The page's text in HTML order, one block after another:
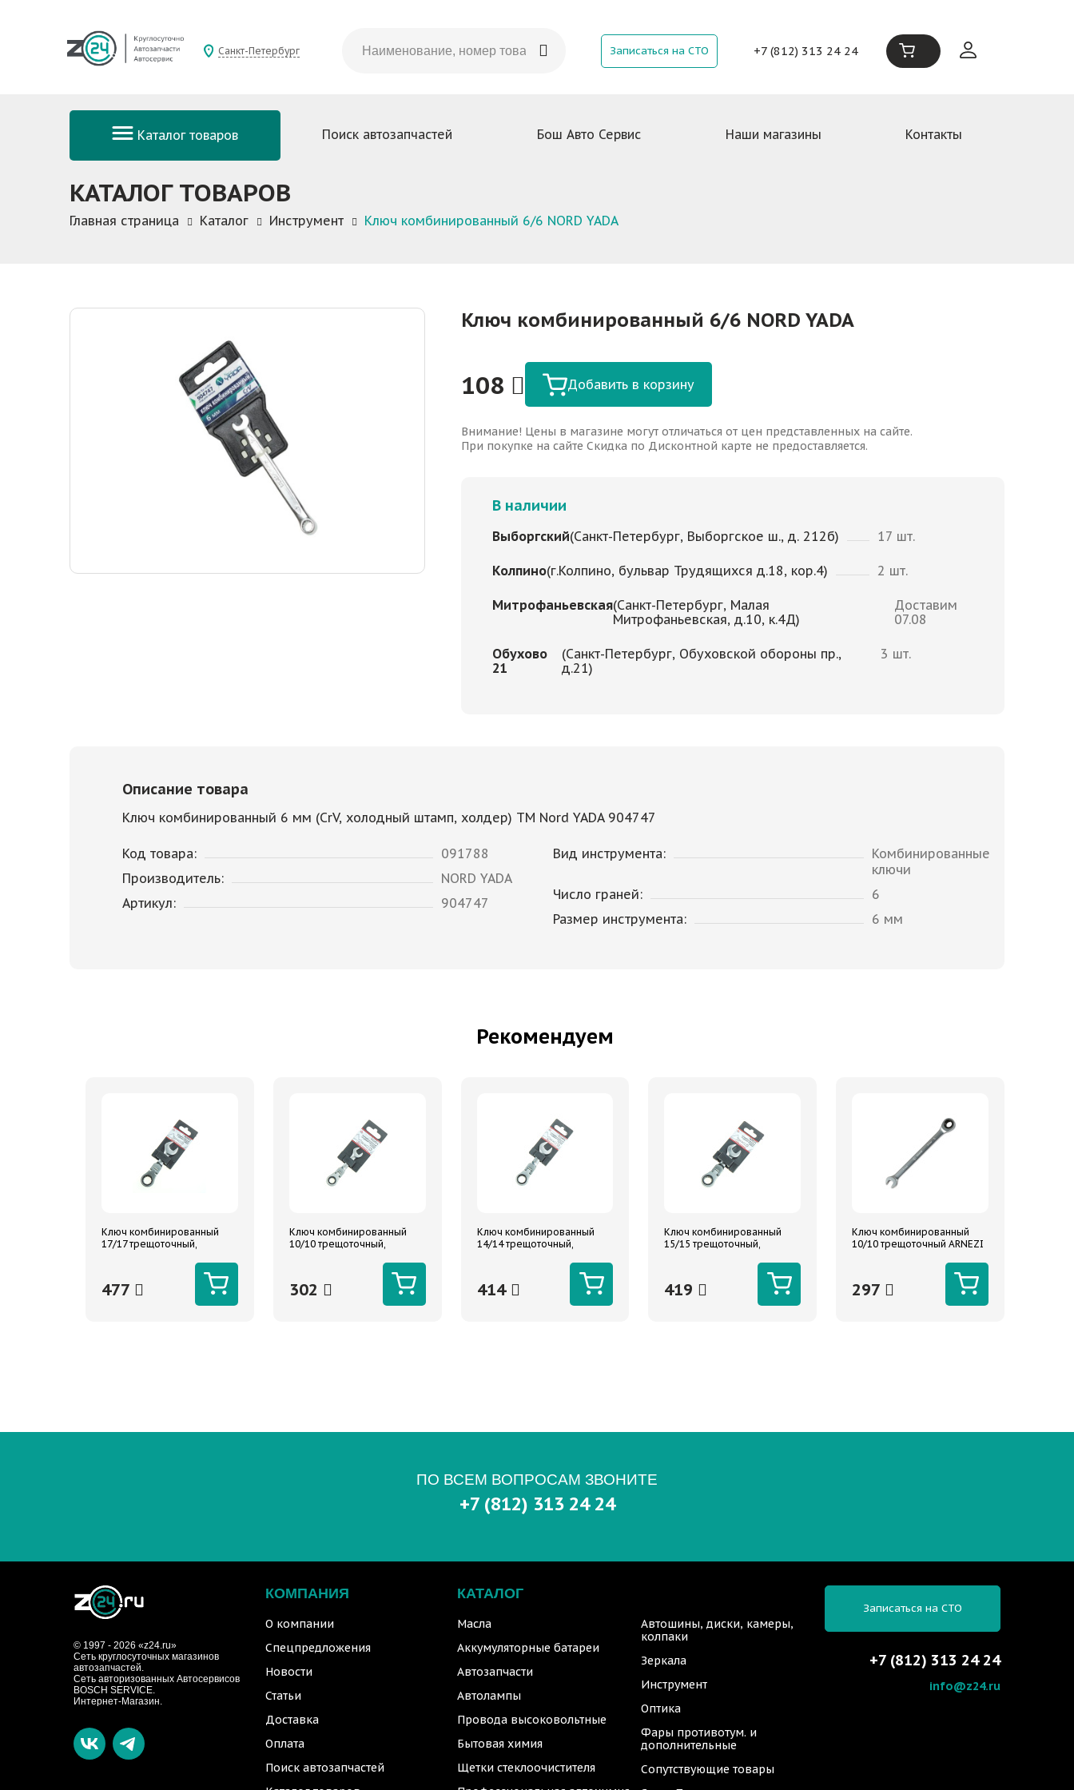
Санкт-Петербург Записаться на СТО +7 (812) 313 24 24
Каталог товаров Поиск автозапчастей Бош Авто Сервис Наши магазины Контакты
КАТАЛОГ ТОВАРОВ
Главная страница Каталог Инструмент Ключ комбинированный 6/6 NORD YADA
Ключ комбинированный 6/6 NORD YADA
108 Добавить в корзину
Внимание! Цены в магазине могут отличаться от цен представленных на сайте.
При покупке на сайте Скидка по Дисконтной карте не предоставляется.
В наличии
Выборгский(Санкт-Петербург, Выборгское ш., д. 212б) 17 шт.
Колпино(г.Колпино, бульвар Трудящихся д.18, кор.4) 2 шт.
Митрофаньевская(Санкт-Петербург, Малая
Митрофаньевская, д.10, к.4Д)
Доставим
07.08
Обухово
21
(Санкт-Петербург, Обуховской обороны пр.,
д.21)
3 шт.
Описание товара
Ключ комбинированный 6 мм (CrV, холодный штамп, холдер) TM Nord YADA 904747
Код товара:
091788
Производитель:
NORD YADA
Артикул:
904747
Вид инструмента:
Комбинированные
ключи
Число граней:
6
Размер инструмента:
6 мм
Рекомендуем
Ключ комбинированный
17/17 трещоточный,
477
Ключ комбинированный
10/10 трещоточный,
302
Ключ комбинированный
14/14 трещоточный,
414
Ключ комбинированный
15/15 трещоточный,
419
Ключ комбинированный
10/10 трещоточный ARNEZI
297
ПО ВСЕМ ВОПРОСАМ ЗВОНИТЕ
+7 (812) 313 24 24
© 1997 - 2026 «z24.ru»
Cеть круглосуточных магазинов
автозапчастей.
Сеть авторизованных Автосервисов
BOSCH SERVICE.
Интернет-Магазин.
КОМПАНИЯ
О компании
Спецпредложения
Новости
Статьи
Доставка
Оплата
Поиск автозапчастей
КАТАЛОГ
Масла
Аккумуляторные батареи
Автозапчасти
Автолампы
Провода высоковольтные
Бытовая химия
Щетки стеклоочистителя
Автошины, диски, камеры,
колпаки
Зеркала
Инструмент
Оптика
Фары противотум. и
дополнительные
Сопутствующие товары
Записаться на СТО
+7 (812) 313 24 24
info@z24.ru